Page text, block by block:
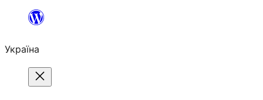
Перейти
вмісту
Україна